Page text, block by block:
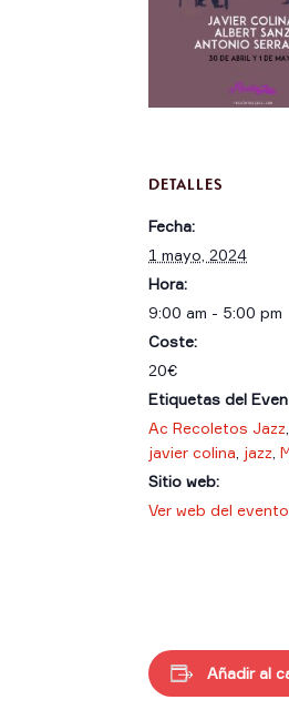
Añadir al
DETALLES
Fecha:
1 mayo, 2024
Hora:
9:00 am - 5:00 pm
Coste:
20€
Etiquetas del
Ac Recoletos Jazz
javier colina jazz ,
Sitio web:
Ver web del evento